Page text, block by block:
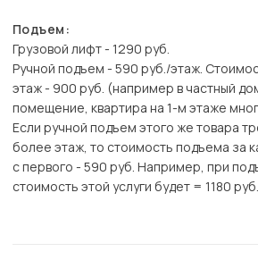
Подъем:
Грузовой лифт - 1290 руб.
Ручной подъем - 590 руб./этаж.
этаж - 900 руб. (например в частный
помещение, квартира на 1-м этаже
Если ручной подъем этого же товара
более этаж, то стоимость подъема за
с первого - 590 руб. Например, при
стоимость этой услуги будет = 1180